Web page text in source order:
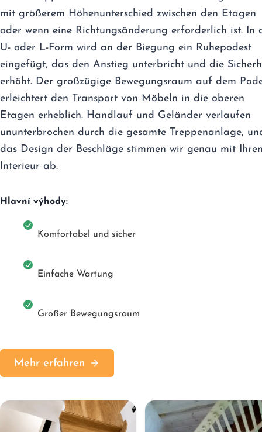
mit größerem Höhenunterschied zwischen den Etagen
oder wenn eine Richtungsänderung erforderlich ist. In
U- oder L-Form wird an der Biegung ein Ruhepodest
eingefügt, das den Anstieg unterbricht und die
erhöht. Der großzügige Bewegungsraum auf dem
erleichtert den Transport von Möbeln in die oberen
Etagen erheblich. Handlauf und Geländer verlaufen
ununterbrochen durch die gesamte Treppenanlage,
das Design der Beschläge stimmen wir genau mit
Interieur ab.
Hlavní výhody:
Komfortabel und sicher
Einfache Wartung
Großer Bewegungsraum
Mehr erfahren